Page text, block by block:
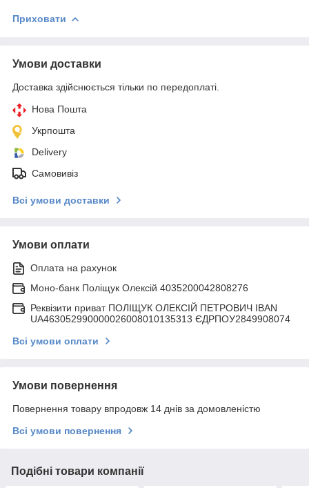
Приховати
Умови доставки
Доставка здійснюється тільки по передоплаті.
Нова Пошта
Укрпошта
Delivery
Самовивіз
Всі умови доставки
Умови оплати
Оплата на рахунок
Моно-банк Поліщук Олексій 4035200042808276
Реквізити приват ПОЛІЩУК ОЛЕКСІЙ ПЕТРОВИЧ IBAN
UA463052990000026008010135313 ЄДРПОУ2849908074
Всі умови оплати
Умови повернення
Повернення товару впродовж 14 днів за домовленістю
Всі умови повернення
Подібні товари компанії